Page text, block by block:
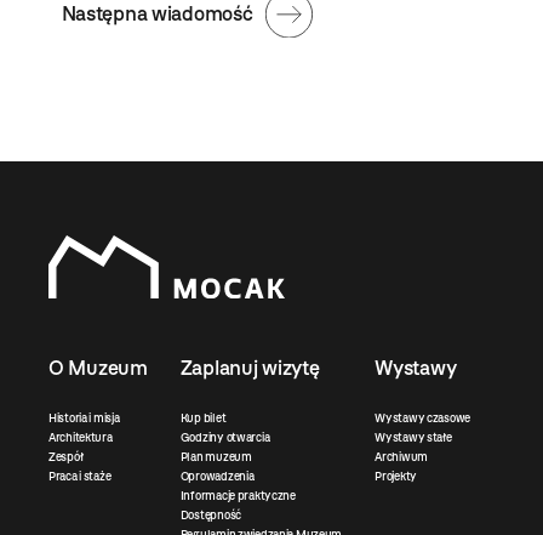
Następna wiadomość
O Muzeum
Historia i misja
Architektura
Zespół
Praca i staże
Zaplanuj wizytę
Kup bilet
Godziny otwarcia
Plan muzeum
Oprowadzenia
Informacje praktyczne
Dostępność
Wystawy
Wystawy czasowe
Wystawy stałe
Archiwum
Projekty